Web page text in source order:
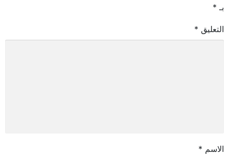
بـ *
التعليق *
الاسم *